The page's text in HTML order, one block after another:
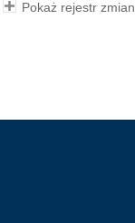
Pokaż rejestr zmian